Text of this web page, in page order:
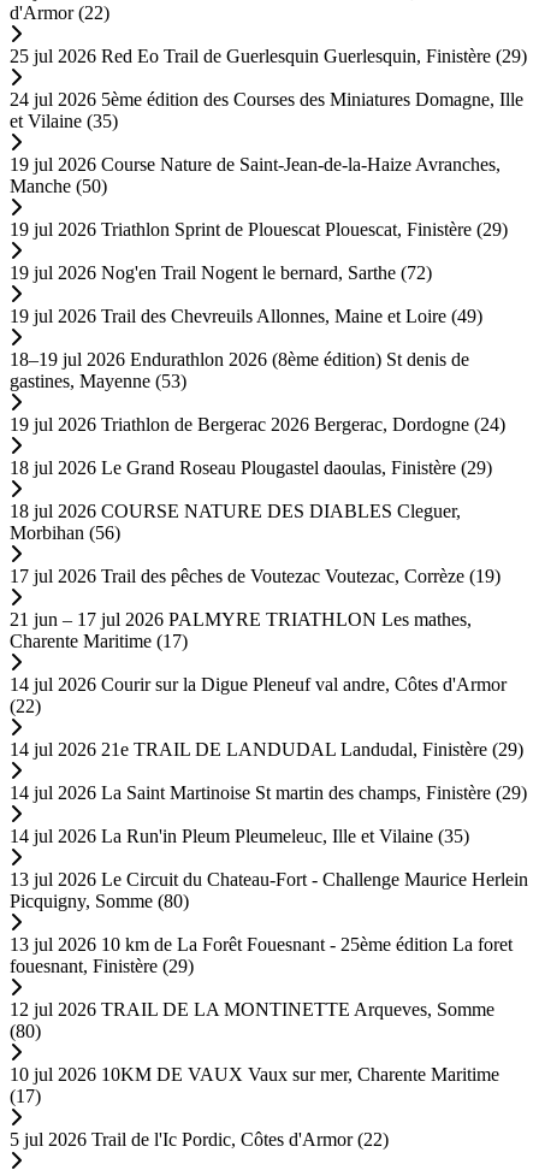
d'Armor (22)
25 jul 2026 Red Eo Trail de Guerlesquin Guerlesquin, Finistère (29)
24 jul 2026 5ème édition des Courses des Miniatures Domagne, Ille
et Vilaine (35)
19 jul 2026 Course Nature de Saint-Jean-de-la-Haize Avranches,
Manche (50)
19 jul 2026 Triathlon Sprint de Plouescat Plouescat, Finistère (29)
19 jul 2026 Nog'en Trail Nogent le bernard, Sarthe (72)
19 jul 2026 Trail des Chevreuils Allonnes, Maine et Loire (49)
18–19 jul 2026 Endurathlon 2026 (8ème édition) St denis de
gastines, Mayenne (53)
19 jul 2026 Triathlon de Bergerac 2026 Bergerac, Dordogne (24)
18 jul 2026 Le Grand Roseau Plougastel daoulas, Finistère (29)
18 jul 2026 COURSE NATURE DES DIABLES Cleguer,
Morbihan (56)
17 jul 2026 Trail des pêches de Voutezac Voutezac, Corrèze (19)
21 jun – 17 jul 2026 PALMYRE TRIATHLON Les mathes,
Charente Maritime (17)
14 jul 2026 Courir sur la Digue Pleneuf val andre, Côtes d'Armor
(22)
14 jul 2026 21e TRAIL DE LANDUDAL Landudal, Finistère (29)
14 jul 2026 La Saint Martinoise St martin des champs, Finistère (29)
14 jul 2026 La Run'in Pleum Pleumeleuc, Ille et Vilaine (35)
13 jul 2026 Le Circuit du Chateau-Fort - Challenge Maurice Herlein
Picquigny, Somme (80)
13 jul 2026 10 km de La Forêt Fouesnant - 25ème édition La foret
fouesnant, Finistère (29)
12 jul 2026 TRAIL DE LA MONTINETTE Arqueves, Somme
(80)
10 jul 2026 10KM DE VAUX Vaux sur mer, Charente Maritime
(17)
5 jul 2026 Trail de l'Ic Pordic, Côtes d'Armor (22)